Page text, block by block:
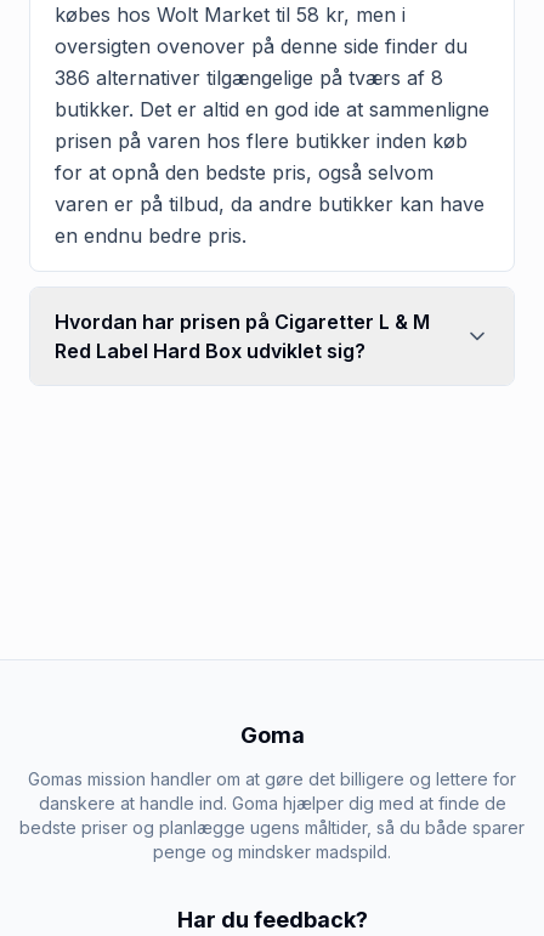
købes hos Wolt Market til 58 kr, men i
oversigten ovenover på denne side finder du
386 alternativer tilgængelige på tværs af 8
butikker. Det er altid en god ide at sammenligne
prisen på varen hos flere butikker inden køb
for at opnå den bedste pris, også selvom
varen er på tilbud, da andre butikker kan have
en endnu bedre pris.
Hvordan har prisen på Cigaretter L & M
Red Label Hard Box udviklet sig?
Goma
Gomas mission handler om at gøre det billigere og lettere for
danskere at handle ind. Goma hjælper dig med at finde de
bedste priser og planlægge ugens måltider, så du både sparer
penge og mindsker madspild.
Har du feedback?